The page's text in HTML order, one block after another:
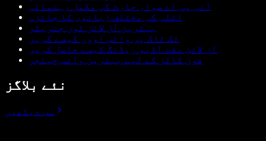
آئی پی اے سوار چارٹ کی مکمل رہنمائی
اٹلی کی مختلف زبانوں کا جائزہ
بہترین آن لائن ٹون جنریٹر
ٹک ٹاک پر وائس اوور کیسے کریں
آن لائن مفت آڈیو ریڈنگ کیسے حاصل کریں
فون کالز کے لیے بہترین وائس چینجر
نئے بلاگز
سب دیکھیں